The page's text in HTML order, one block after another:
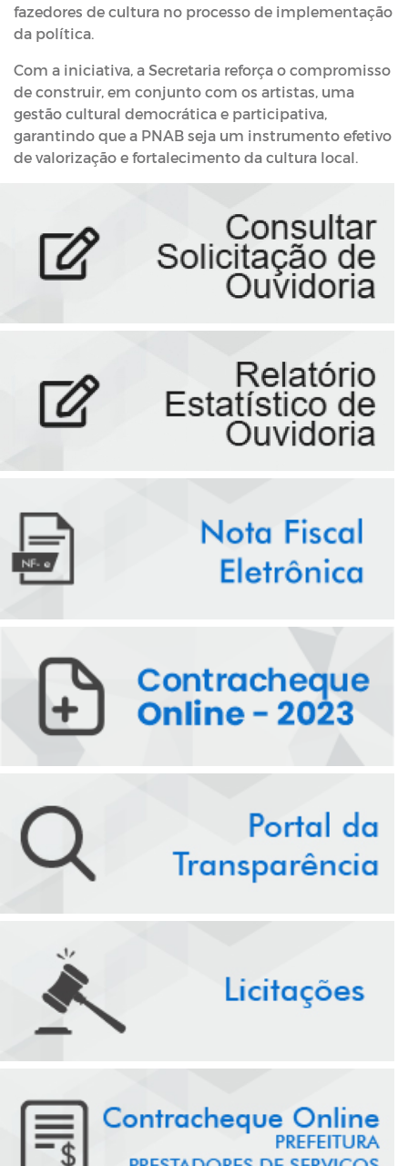
fazedores de cultura no processo de implementação
da política.
Com a iniciativa, a Secretaria reforça o compromisso
de construir, em conjunto com os artistas, uma
gestão cultural democrática e participativa,
garantindo que a PNAB seja um instrumento efetivo
de valorização e fortalecimento da cultura local.